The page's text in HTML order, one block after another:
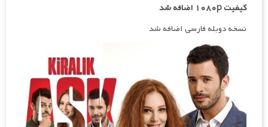
کیفیت ۱۰۸۰p اضافه شد
نسخه دوبله فارسی اضافه شد